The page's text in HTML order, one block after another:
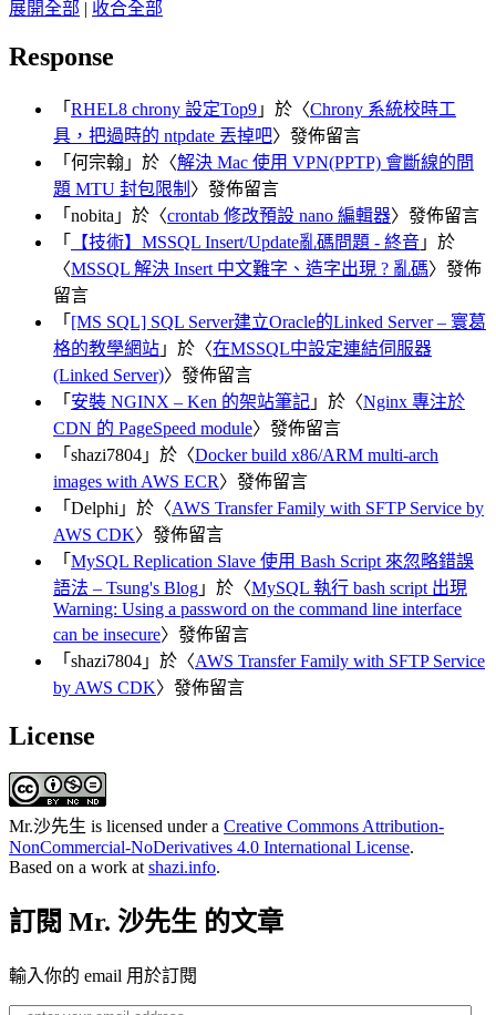
展開全部 | 收合全部
Response
「 RHEL8 chrony 設定Top9 」於〈Chrony 系統校時工
具，把過時的 ntpdate 丟掉吧〉發佈留言
「 何宗翰 」於〈解決 Mac 使用 VPN(PPTP) 會斷線的問
題 MTU 封包限制 〉發佈留言
「 nobita 」於〈crontab 修改預設 nano 編輯器〉發佈留言
「
【技術】MSSQL Insert/Update亂碼問題 - 終音 」於
〈MSSQL 解決 Insert 中文難字、造字出現 ? 亂碼〉發佈
留言
「 [MS SQL] SQL Server建立Oracle的Linked Server – 寰葛
格的教學網站 」於〈在MSSQL中設定連結伺服器
(Linked Server)〉發佈留言
「 安裝 NGINX – Ken 的架站筆記 」於〈Nginx 專注於
CDN 的 PageSpeed module〉發佈留言
「 shazi7804 」於〈Docker build x86/ARM multi-arch
images with AWS ECR〉發佈留言
「 Delphi 」於〈AWS Transfer Family with SFTP Service by
AWS CDK〉發佈留言
「 MySQL Replication Slave 使用 Bash Script 來忽略錯誤
語法 – Tsung's Blog 」於〈MySQL 執行 bash script 出現
Warning: Using a password on the command line interface
can be insecure〉發佈留言
「 shazi7804 」於〈AWS Transfer Family with SFTP Service
by AWS CDK〉發佈留言
License
Mr.沙先生 is licensed under a Creative Commons Attribution-
NonCommercial-NoDerivatives 4.0 International License.
Based on a work atshazi.info.
訂閱 Mr. 沙先生 的文章
輸入你的 email 用於訂閱